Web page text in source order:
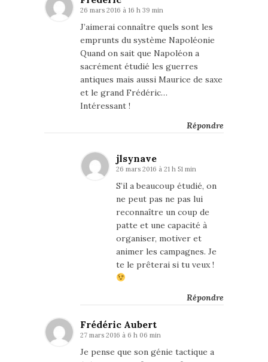
26 mars 2016 à 16 h 39 min
J’aimerai connaître quels sont les
emprunts du système Napoléonie
Quand on sait que Napoléon a
sacrément étudié les guerres
antiques mais aussi Maurice de saxe
et le grand Frédéric…
Intéressant !
Répondre
jlsynave
26 mars 2016 à 21 h 51 min
S’il a beaucoup étudié, on
ne peut pas ne pas lui
reconnaître un coup de
patte et une capacité à
organiser, motiver et
animer les campagnes. Je
te le prêterai si tu veux !
Répondre
Frédéric Aubert
27 mars 2016 à 6 h 06 min
Je pense que son génie tactique a